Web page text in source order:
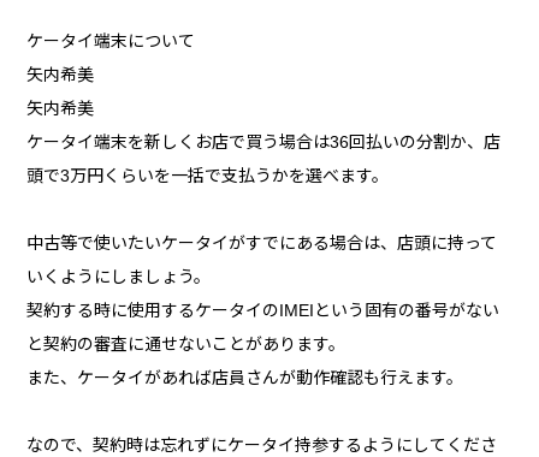
ケータイ端末について
矢内希美
矢内希美
ケータイ端末を新しくお店で買う場合は36回払いの分割か、店
頭で3万円くらいを一括で支払うかを選べます。
中古等で使いたいケータイがすでにある場合は、店頭に持って
いくようにしましょう。
契約する時に使用するケータイのIMEIという固有の番号がない
と契約の審査に通せないことがあります。
また、ケータイがあれば店員さんが動作確認も行えます。
なので、契約時は忘れずにケータイ持参するようにしてくださ